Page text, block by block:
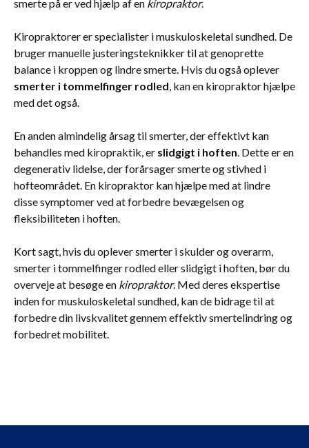
smerte på er ved hjælp af en kiropraktor.
Kiropraktorer er specialister i muskuloskeletal sundhed. De
bruger manuelle justeringsteknikker til at genoprette
balance i kroppen og lindre smerte. Hvis du også oplever
smerter i tommelfinger rodled, kan en kiropraktor hjælpe
med det også.
En anden almindelig årsag til smerter, der effektivt kan
behandles med kiropraktik, er slidgigt i hoften. Dette er en
degenerativ lidelse, der forårsager smerte og stivhed i
hofteområdet. En kiropraktor kan hjælpe med at lindre
disse symptomer ved at forbedre bevægelsen og
fleksibiliteten i hoften.
Kort sagt, hvis du oplever smerter i skulder og overarm,
smerter i tommelfinger rodled eller slidgigt i hoften, bør du
overveje at besøge en kiropraktor. Med deres ekspertise
inden for muskuloskeletal sundhed, kan de bidrage til at
forbedre din livskvalitet gennem effektiv smertelindring og
forbedret mobilitet.